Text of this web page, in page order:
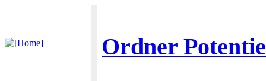
Ordner